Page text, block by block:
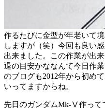
作るたびに金型が年老いて
しますが（笑）今回も良い
出来ました。この作業が出
退の目安かななんて今日作
のブログも2012年から初め
いってますからね。
先日のガンダムMk-Ⅴ作って